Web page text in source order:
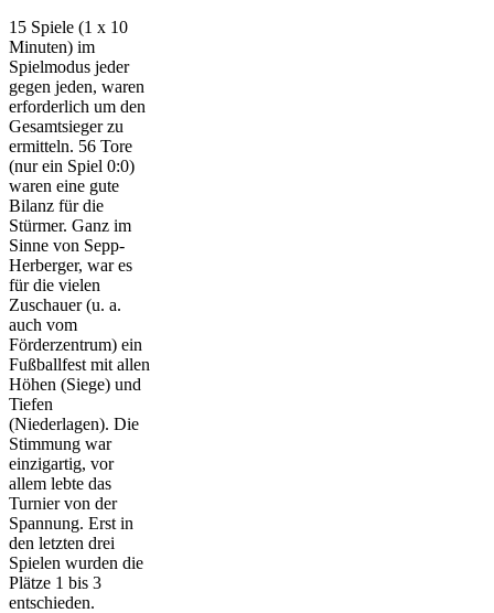
15 Spiele (1 x 10
Minuten) im
Spielmodus jeder
gegen jeden, waren
erforderlich um den
Gesamtsieger zu
ermitteln. 56 Tore
(nur ein Spiel 0:0)
waren eine gute
Bilanz für die
Stürmer. Ganz im
Sinne von Sepp-
Herberger, war es
für die vielen
Zuschauer (u. a.
auch vom
Förderzentrum) ein
Fußballfest mit allen
Höhen (Siege) und
Tiefen
(Niederlagen). Die
Stimmung war
einzigartig, vor
allem lebte das
Turnier von der
Spannung. Erst in
den letzten drei
Spielen wurden die
Plätze 1 bis 3
entschieden.